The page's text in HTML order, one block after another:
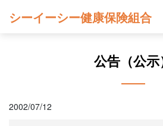
シーイーシー健康保険組合
公告（公示
2002/07/12